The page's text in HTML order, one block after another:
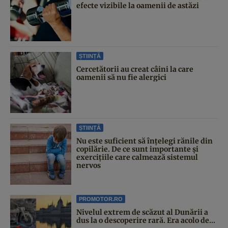
efecte vizibile la oamenii de astăzi
ȘTIINȚĂ
Cercetătorii au creat câini la care
oamenii să nu fie alergici
ȘTIINȚĂ
Nu este suficient să înțelegi rănile din
copilărie. De ce sunt importante și
exercițiile care calmează sistemul
nervos
PROMOTOR.RO
Nivelul extrem de scăzut al Dunării a
dus la o descoperire rară. Era acolo de...